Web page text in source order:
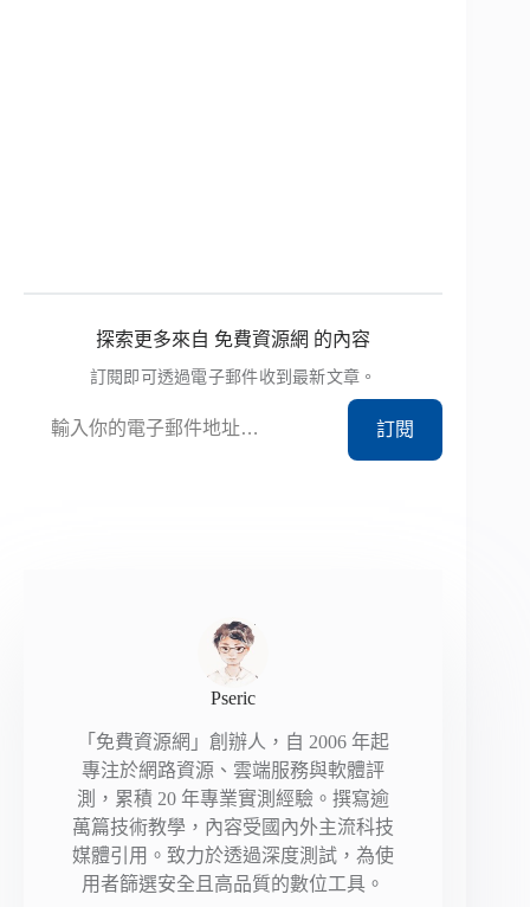
探索更多來自 免費資源網 的內容
訂閱即可透過電子郵件收到最新文章。
訂閱
Pseric
「免費資源網」創辦人，自 2006 年起
專注於網路資源、雲端服務與軟體評
測，累積 20 年專業實測經驗。撰寫逾
萬篇技術教學，內容受國內外主流科技
媒體引用。致力於透過深度測試，為使
用者篩選安全且高品質的數位工具。